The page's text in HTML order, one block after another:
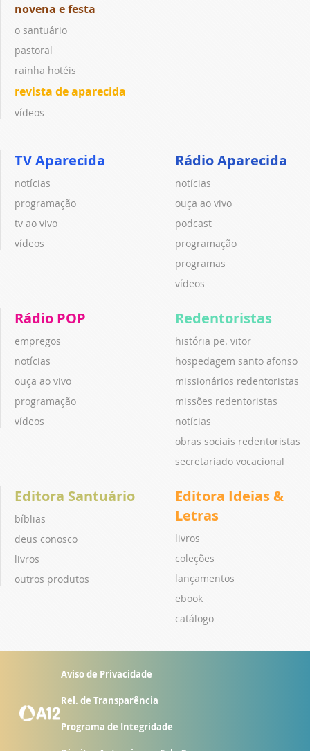
novena e festa
o santuário
pastoral
rainha hotéis
revista de aparecida
vídeos
TV Aparecida
notícias
programação
tv ao vivo
vídeos
Rádio Aparecida
notícias
ouça ao vivo
podcast
programação
programas
vídeos
Rádio POP
empregos
notícias
ouça ao vivo
programação
vídeos
Redentoristas
história pe. vitor
hospedagem santo afonso
missionários redentoristas
missões redentoristas
notícias
obras sociais redentoristas
secretariado vocacional
Editora Santuário
bíblias
deus conosco
livros
outros produtos
Editora Ideias &
Letras
livros
coleções
lançamentos
ebook
catálogo
Aviso de Privacidade
Rel. de Transparência
Programa de Integridade